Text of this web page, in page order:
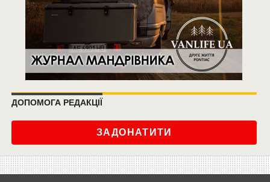
ДОПОМОГА РЕДАКЦІЇ
ЗАДОНАТИТИ